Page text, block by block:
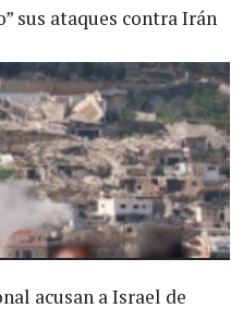
sus ataques contra Irán
acusan a Israel de